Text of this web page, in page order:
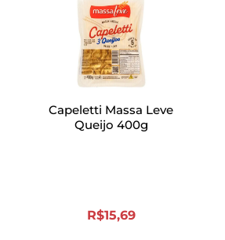
Capeletti Massa Leve
Queijo 400g
R$15,69